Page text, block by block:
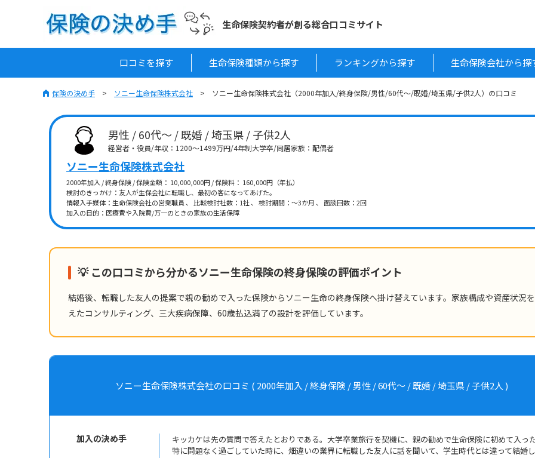
生命保険契約者が創る総合口コミサイト
口コミを探す 生命保険種類から探す ランキングから探す 生命保険会社から探
保険の決め手 ソニー生命保険株式会社 ソニー生命保険株式会社（2000年加入/終身保険/男性/60代～/既婚/埼玉県/子供2人）の口コミ
男性 / 60代～ / 既婚 / 埼玉県 / 子供2人
経営者・役員/年収：1200～1499万円/4年制大学卒/同居家族：配偶者
ソニー生命保険株式会社
2000年加入 / 終身保険 / 保険金額： 10,000,000円 / 保険料： 160,000円（年払）
検討のきっかけ：友人が生保会社に転職し、最初の客になってあげた。
情報入手媒体：生命保険会社の営業職員 、 比較検討社数：1社 、 検討期間：～3か月 、 面談回数：2回
加入の目的：医療費や入院費/万一のときの家族の生活保障
💡 この口コミから分かるソニー生命保険の終身保険の評価ポイント
結婚後、転職した友人の提案で親の勧めで入った保険からソニー生命の終身保険へ掛け替えています。家族構成や資産状況
えたコンサルティング、三大疾病保障、60歳払込満了の設計を評価しています。
ソニー生命保険株式会社の口コミ ( 2000年加入 / 終身保険 / 男性 / 60代～ / 既婚 / 埼玉県 / 子供2人 )
加入の決め手
キッカケは先の質問で答えたとおりである。大学卒業旅行を契機に、親の勧めで生命保険に初めて入った
特に問題なく過ごしていた時に、畑違いの業界に転職した友人に話を聞いて、学生時代とは違って結婚